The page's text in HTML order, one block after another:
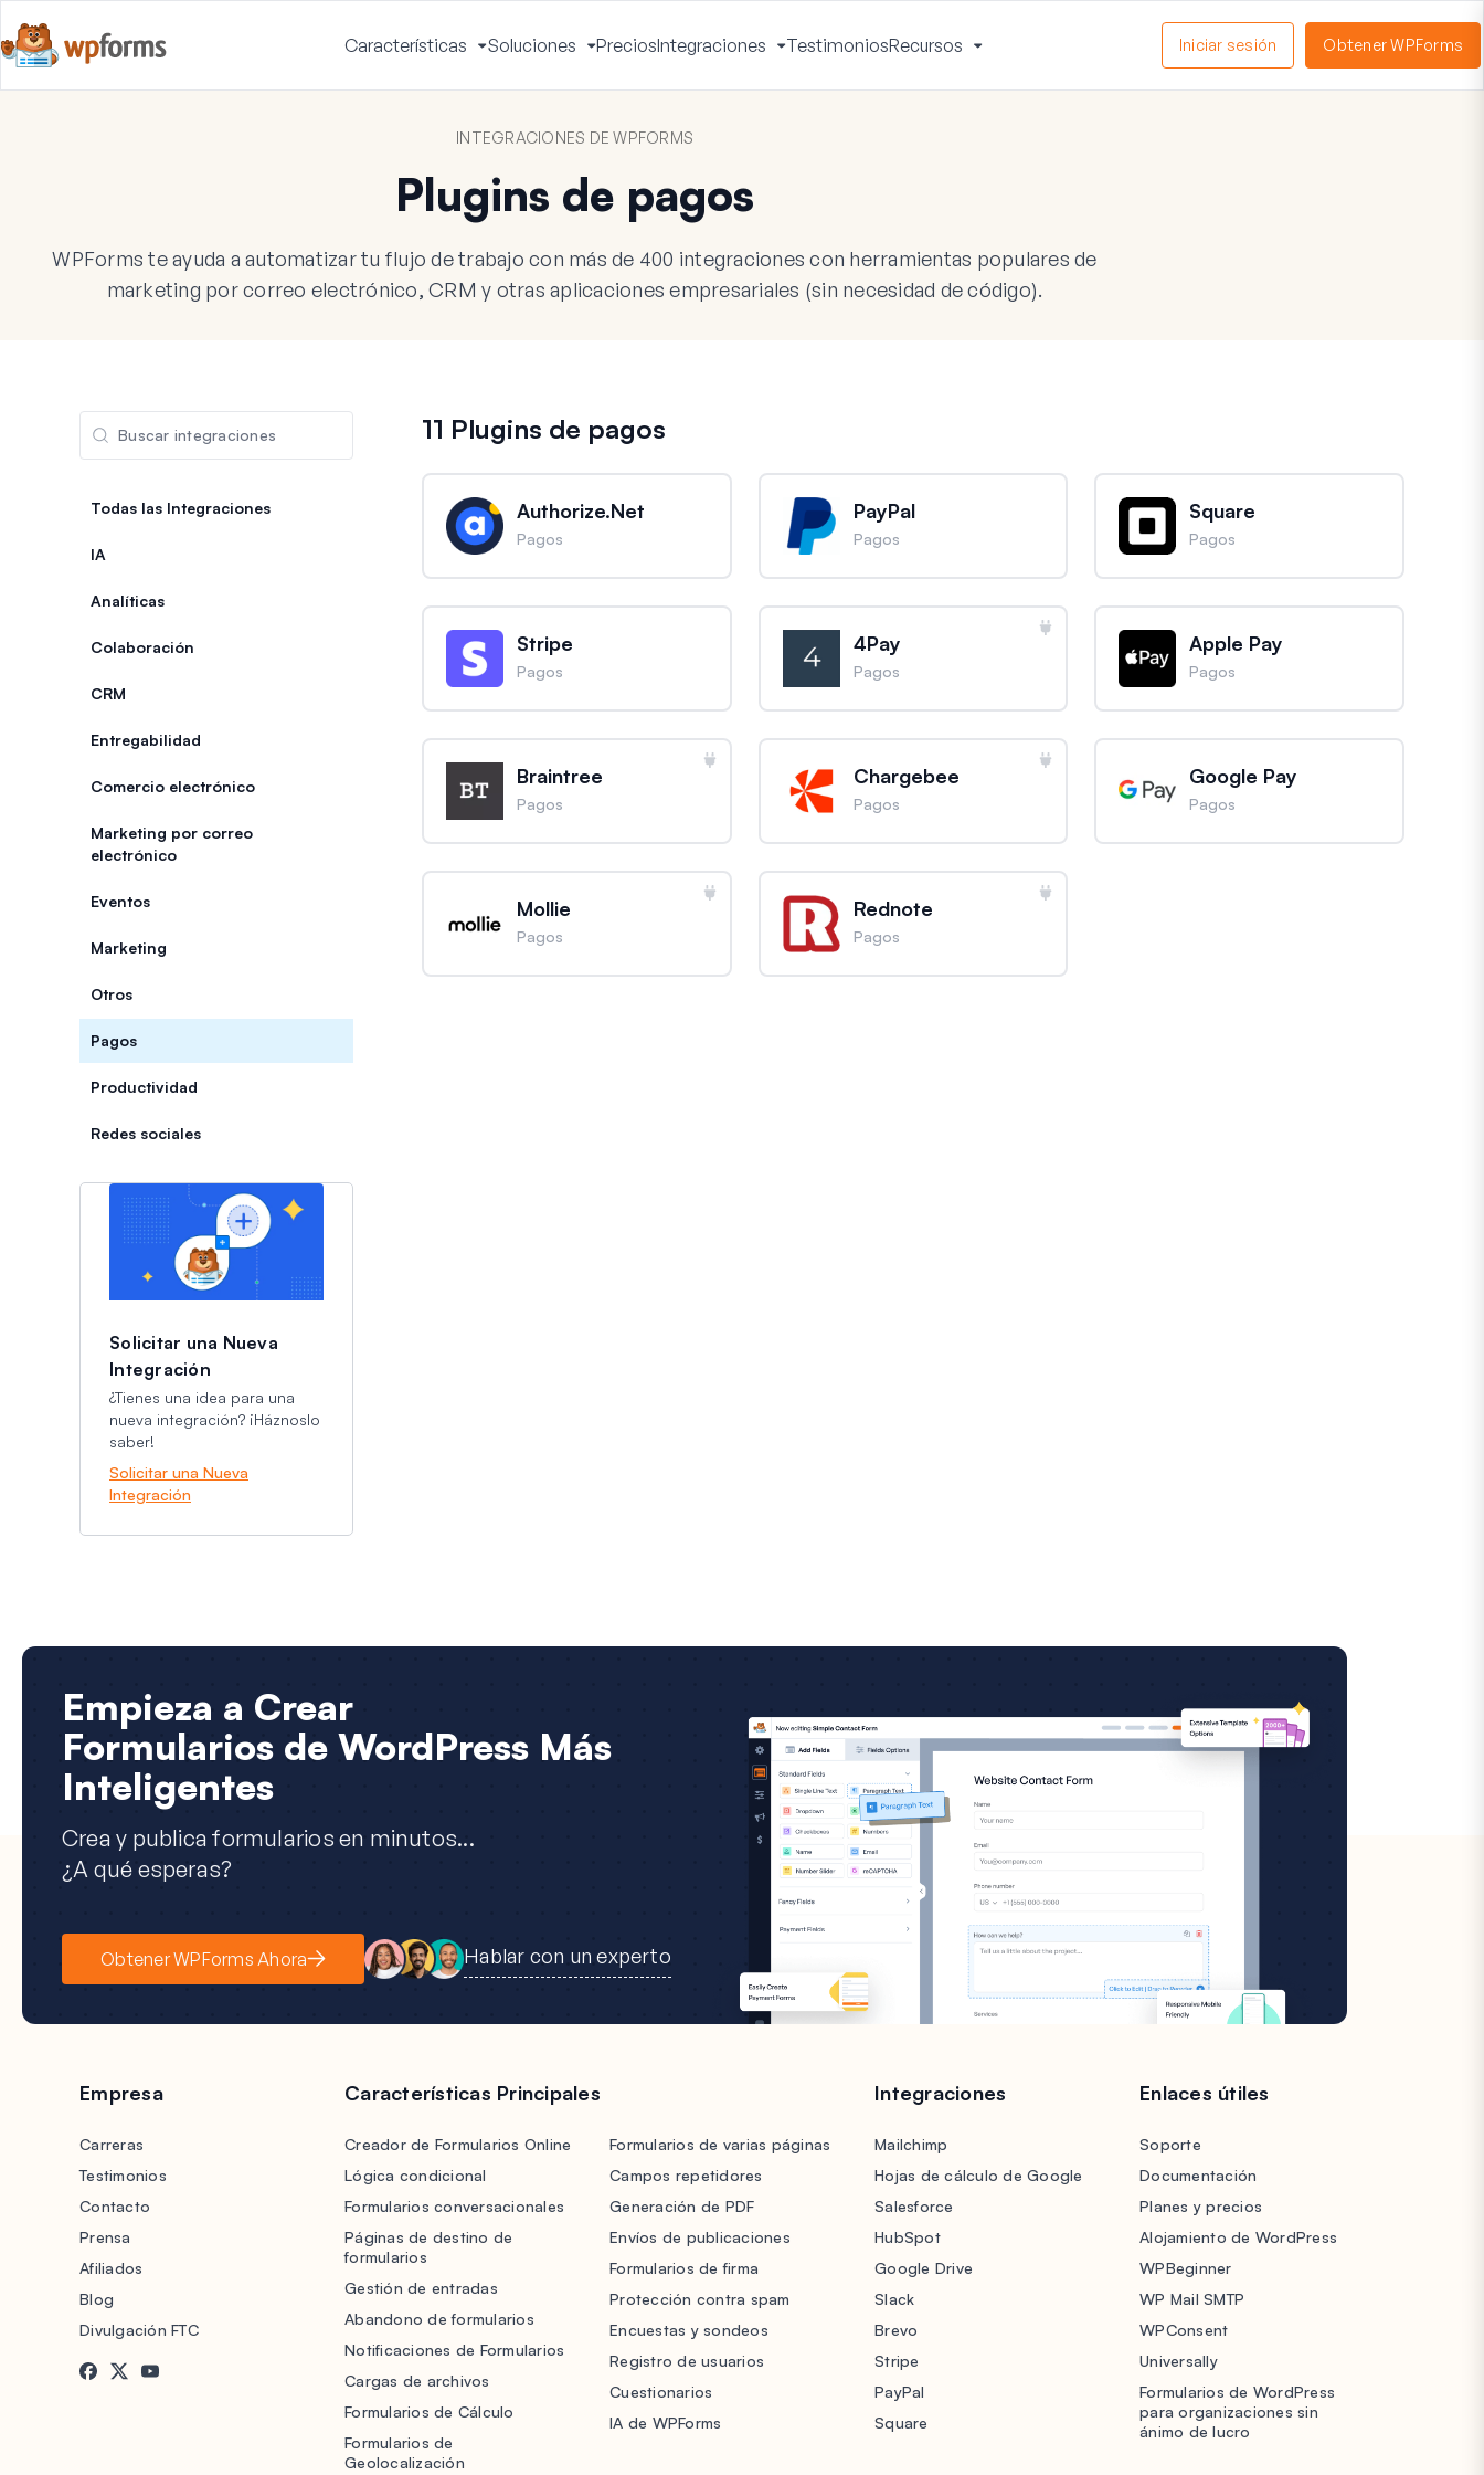
Características
Activar
menú
Soluciones
Activar
menú
PreciosIntegraciones
Activar
menú
TestimoniosRecursos
menú
Iniciar sesión Obtener WPForms
INTEGRACIONES DE WPFORMS
Plugins de pagos
WPForms te ayuda a automatizar tu flujo de trabajo con más de 400 integraciones con herramientas populares de
marketing por correo electrónico, CRM y otras aplicaciones empresariales (sin necesidad de código).
Categorías
Todas las Integraciones
IA
Analíticas
Colaboración
CRM
Entregabilidad
Comercio electrónico
Marketing por correo
electrónico
Eventos
Marketing
Otros
Pagos
Productividad
Redes sociales
Solicitar una Nueva
Integración
¿Tienes una idea para una
nueva integración? ¡Háznoslo
saber!
Solicitar una Nueva
Integración
11 Plugins de pagos
Authorize.Net
Pagos
PayPal
Pagos
Square
Pagos
Stripe
Pagos
4Pay
Pagos
Apple Pay
Pagos
Braintree
Pagos
Chargebee
Pagos
Google Pay
Pagos
Mollie
Pagos
Rednote
Pagos
Empieza a Crear
Formularios de WordPress Más
Inteligentes
Crea y publica formularios en minutos...
¿A qué esperas?
Obtener WPForms Ahora Hablar con un experto
Empresa
Carreras
Testimonios
Contacto
Prensa
Afiliados
Blog
Divulgación FTC
Características Principales
Creador de Formularios Online
Lógica condicional
Formularios conversacionales
Páginas de destino de
formularios
Gestión de entradas
Abandono de formularios
Notificaciones de Formularios
Cargas de archivos
Formularios de Cálculo
Formularios de
Geolocalización
Formularios de varias páginas
Campos repetidores
Generación de PDF
Envíos de publicaciones
Formularios de firma
Protección contra spam
Encuestas y sondeos
Registro de usuarios
Cuestionarios
IA de WPForms
Integraciones
Mailchimp
Hojas de cálculo de Google
Salesforce
HubSpot
Google Drive
Slack
Brevo
Stripe
PayPal
Square
Enlaces útiles
Soporte
Documentación
Planes y precios
Alojamiento de WordPress
WPBeginner
WP Mail SMTP
WPConsent
Universally
Formularios de WordPress
para organizaciones sin
ánimo de lucro